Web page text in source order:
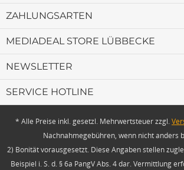
ZAHLUNGSARTEN
MEDIADEAL STORE LÜBBECKE
NEWSLETTER
SERVICE HOTLINE
* Alle Preise inkl. gesetzl. Mehrwertsteuer zzgl.
Nachnahmegebühren, wenn nicht anders
2) Bonität vorausgesetzt. Diese Angaben stellen
Beispiel i. S. d. § 6a PangV Abs. 4 dar. Vermittlung